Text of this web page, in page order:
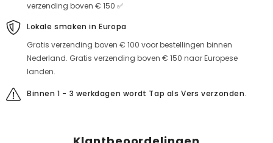
verzending boven € 150 ✅
Lokale smaken in Europa
Gratis verzending boven € 100 voor bestellingen binnen
Nederland. Gratis verzending boven € 150 naar Europese
landen.
Binnen 1 - 3 werkdagen wordt Tap als Vers verzonden.